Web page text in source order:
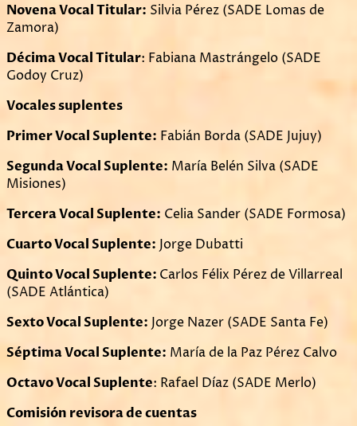
Novena Vocal Titular: Silvia Pérez (SADE Lomas de
Zamora)
Décima Vocal Titular: Fabiana Mastrángelo (SADE
Godoy Cruz)
Vocales suplentes
Primer Vocal Suplente: Fabián Borda (SADE Jujuy)
Segunda Vocal Suplente: María Belén Silva (SADE
Misiones)
Tercera Vocal Suplente: Celia Sander (SADE Formosa)
Cuarto Vocal Suplente: Jorge Dubatti
Quinto Vocal Suplente: Carlos Félix Pérez de Villarreal
(SADE Atlántica)
Sexto Vocal Suplente: Jorge Nazer (SADE Santa Fe)
Séptima Vocal Suplente: María de la Paz Pérez Calvo
Octavo Vocal Suplente: Rafael Díaz (SADE Merlo)
Comisión revisora de cuentas